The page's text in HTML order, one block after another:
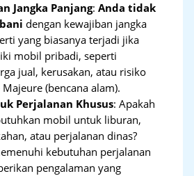
Jangka Panjang:Anda tidak
dengan kewajiban jangka
yang biasanya terjadi jika
mobil pribadi, seperti
jual, kerusakan, atau risiko
(bencana alam).
Perjalanan Khusus: Apakah
mobil untuk liburan,
atau perjalanan dinas?
kebutuhan perjalanan
pengalaman yang